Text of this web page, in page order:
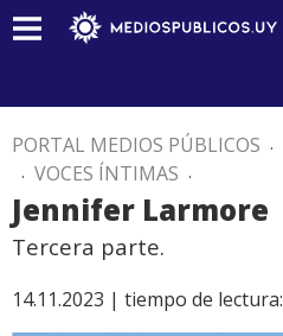
PORTAL MEDIOS PÚBLICOS .
. VOCES ÍNTIMAS .
Jennifer Larmore
Tercera parte.
14.11.2023 | tiempo de lectura: